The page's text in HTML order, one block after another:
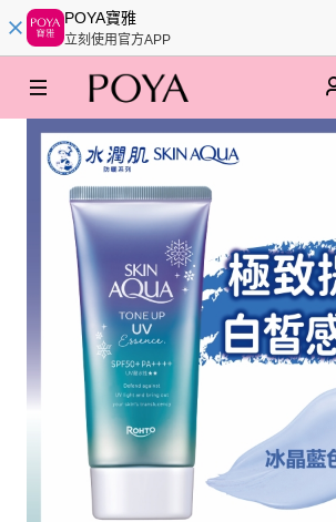
POYA寶雅
立刻使用官方APP